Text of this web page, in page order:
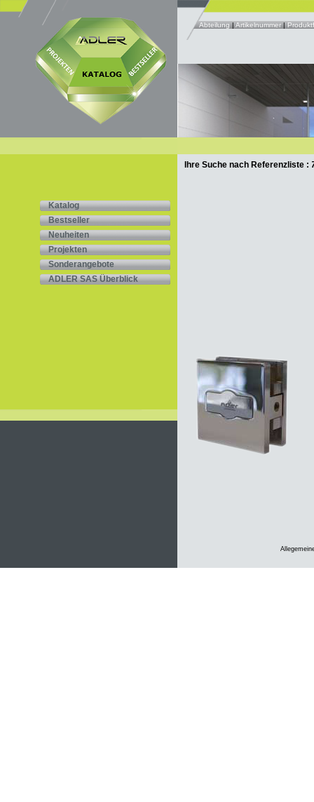
Abteilung|Artikelnummer|
Katalog
Bestseller
Neuheiten
Projekten
Sonderangebote
ADLER SAS Überblick
Ihre Suche nach Referenzliste :